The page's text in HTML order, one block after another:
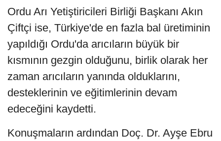
Ordu Arı Yetiştiricileri Birliği Başkanı Akın
Çiftçi ise, Türkiye'de en fazla bal üretiminin
yapıldığı Ordu'da arıcıların büyük bir
kısmının gezgin olduğunu, birlik olarak her
zaman arıcıların yanında olduklarını,
desteklerinin ve eğitimlerinin devam
edeceğini kaydetti.
Konuşmaların ardından Doç. Dr. Ayşe Ebru